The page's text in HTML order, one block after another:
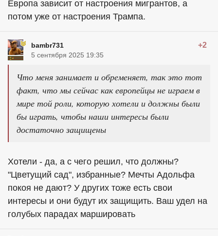
Европа зависит от настроения мигрантов, а
потом уже от настроения Трампа.
bambr731 +2
5 сентября 2025 19:35
Что меня занимает и обременяет, так это тот
факт, что мы сейчас как европейцы не играем в
мире той роли, которую хотели и должны были
бы играть, чтобы наши интересы были
достаточно защищены
Хотели - да, а с чего решил, что должны?
"Цветущий сад", избранные? Мечты Адольфа
покоя не дают? У других тоже есть свои
интересы и они будут их защищить. Ваш удел на
голубых парадах маршировать